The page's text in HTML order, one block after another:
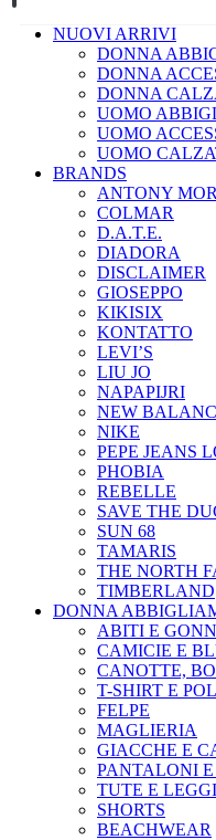
NUOVI ARRIVI
DONNA
DONNA
DONNA
UOMO
UOMO
UOMO
BRANDS
ANTONY
COLMAR
D.A.T.E.
DIADORA
DISCLAIMER
GIOSEPPO
KIKISIX
KONTATTO
LEVI’S
LIU JO
NAPAPIJRI
NEW
NIKE
PEPE JEANS
PHOBIA
REBELLE
SAVE THE
SUN 68
TAMARIS
THE NORTH
TIMBERLAND
DONNA
ABITI E
CAMICIE E
CANOTTE,
T-SHIRT E
FELPE
MAGLIERIA
GIACCHE E
PANTALONI E
TUTE E
SHORTS
BEACHWEAR